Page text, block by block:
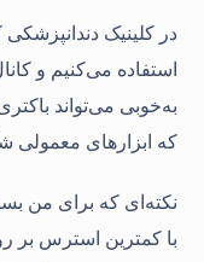
در کلینیک
استفاده می‌کنیم و
به‌خوبی می‌تواند
که ابزارهای معمولی
نکته‌ای که برای من
با کمترین استرس بر